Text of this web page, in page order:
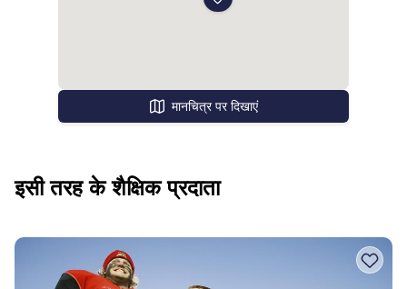
मानचित्र पर दिखाएं
इसी तरह के शैक्षिक प्रदाता